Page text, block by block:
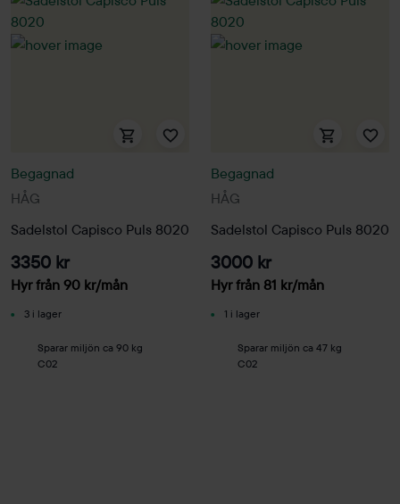
HÅG
Begagnad
Sadelstol Capisco Puls 8020
3350 kr
Hyr från 90 kr/mån
3 i lager
Sparar miljön ca 90 kg
C02
HÅG
Begagnad
Sadelstol Capisco Puls 8020
3000 kr
Hyr från 81 kr/mån
1 i lager
Sparar miljön ca 47 kg
C02